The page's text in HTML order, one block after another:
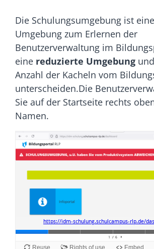
Die Schulungsumgebung ist
Umgebung zum Erlernen der
Benutzerverwaltung im
eine reduzierte Umgebung
Anzahl der Kacheln vom
unterscheiden.Die
Sie auf der Startseite rechts
Namen.